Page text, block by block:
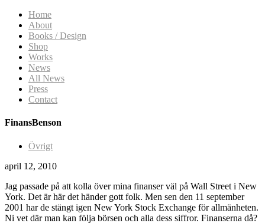
Home
About
Books / Design
Shop
Works
News
All News
Press
Contact
FinansBenson
Övrigt
april 12, 2010
Jag passade på att kolla över mina finanser väl på Wall Street i New
York. Det är här det händer gott folk. Men sen den 11 september
2001 har de stängt igen New York Stock Exchange för allmänheten.
Ni vet där man kan följa börsen och alla dess siffror. Finanserna då?